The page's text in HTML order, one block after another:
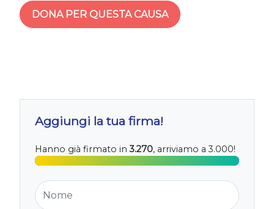
DONA PER QUESTA CAUSA
Aggiungi la tua firma!
Hanno già firmato in3.270, arriviamo a 3.000!
Nome